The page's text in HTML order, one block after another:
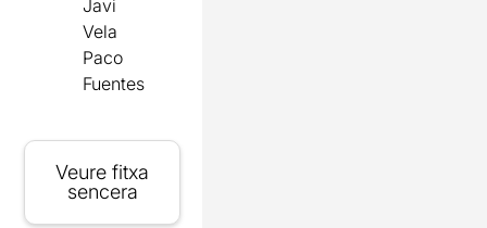
Javi
Vela
Paco
Fuentes
Veure fitxa
sencera